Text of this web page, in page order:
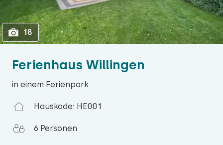
Ferienhaus Willingen
in einem Ferienpark
Hauskode: HE001
6 Personen
18